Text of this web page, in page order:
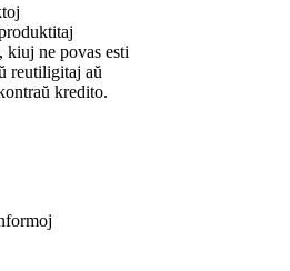
kiuj ne povas esti
reutiligitaj aŭ
kredito.